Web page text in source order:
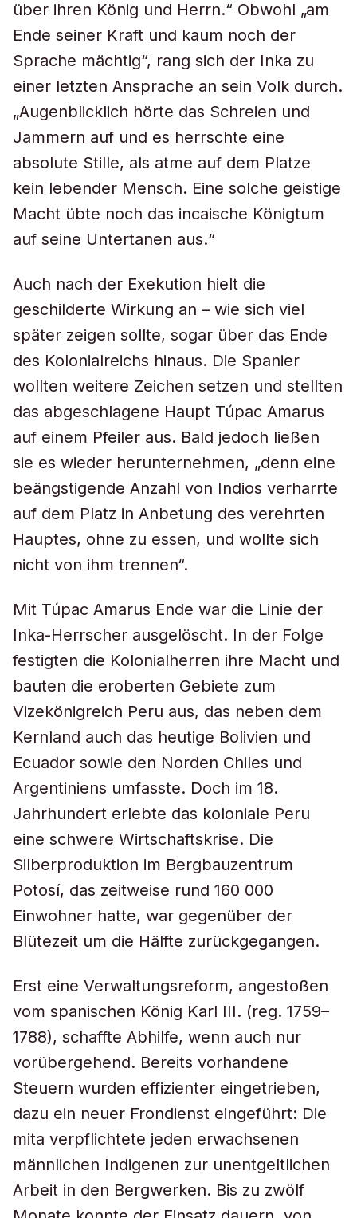
über ihren König und Herrn.“ Obwohl „am
Ende seiner Kraft und kaum noch der
Sprache mächtig“, rang sich der Inka zu
einer letzten Ansprache an sein Volk durch.
„Augenblicklich hörte das Schreien und
Jammern auf und es herrschte eine
absolute Stille, als atme auf dem Platze
kein lebender Mensch. Eine solche geistige
Macht übte noch das incaische Königtum
auf seine Untertanen aus.“
Auch nach der Exekution hielt die
geschilderte Wirkung an – wie sich viel
später zeigen sollte, sogar über das Ende
des Kolonialreichs hinaus. Die Spanier
wollten weitere Zeichen setzen und stellten
das abgeschlagene Haupt Túpac Amarus
auf einem Pfeiler aus. Bald jedoch ließen
sie es wieder herunternehmen, „denn eine
beängstigende Anzahl von Indios verharrte
auf dem Platz in Anbetung des verehrten
Hauptes, ohne zu essen, und wollte sich
nicht von ihm trennen“.
Mit Túpac Amarus Ende war die Linie der
Inka-Herrscher ausgelöscht. In der Folge
festigten die Kolonialherren ihre Macht und
bauten die eroberten Gebiete zum
Vizekönigreich Peru aus, das neben dem
Kernland auch das heutige Bolivien und
Ecuador sowie den Norden Chiles und
Argentiniens umfasste. Doch im 18.
Jahrhundert erlebte das koloniale Peru
eine schwere Wirtschaftskrise. Die
Silberproduktion im Bergbauzentrum
Potosí, das zeitweise rund 160 000
Einwohner hatte, war gegenüber der
Blütezeit um die Hälfte zurückgegangen.
Erst eine Verwaltungsreform, angestoßen
vom spanischen König Karl III. (reg. 1759–
1788), schaffte Abhilfe, wenn auch nur
vorübergehend. Bereits vorhandene
Steuern wurden effizienter eingetrieben,
dazu ein neuer Frondienst eingeführt: Die
mita verpflichtete jeden erwachsenen
männlichen Indigenen zur unentgeltlichen
Arbeit in den Bergwerken. Bis zu zwölf